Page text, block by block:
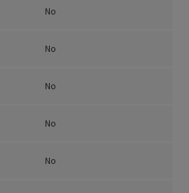
No
No
No
No
No